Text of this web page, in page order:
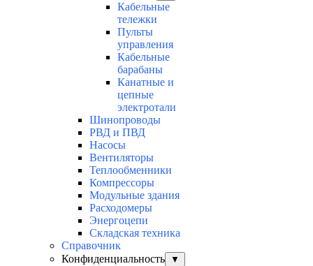
Кабельные
тележки
Пульты
управления
Кабельные
барабаны
Канатные и
цепные
электротали
Шинопроводы
РВД и ПВД
Насосы
Вентиляторы
Теплообменники
Компрессоры
Модульные здания
Расходомеры
Энергоцепи
Складская техника
Справочник
Конфиденциальность
▼